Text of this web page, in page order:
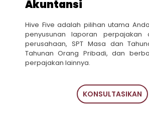
Akuntansi
Hive Five adalah pilihan utama
penyusunan laporan perpajakan
perusahaan, SPT Masa dan
Tahunan Orang Pribadi, dan
perpajakan lainnya.
KONSULTASIKAN